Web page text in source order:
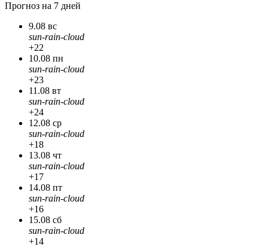
Прогноз на 7 дней
9.08 вс
sun-rain-cloud
+22
10.08 пн
sun-rain-cloud
+23
11.08 вт
sun-rain-cloud
+24
12.08 ср
sun-rain-cloud
+18
13.08 чт
sun-rain-cloud
+17
14.08 пт
sun-rain-cloud
+16
15.08 сб
sun-rain-cloud
+14